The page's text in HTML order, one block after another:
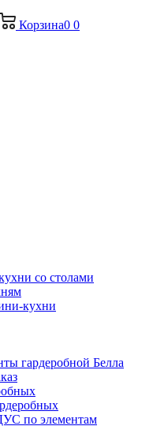
Корзина0 0
со столами
кухни
гардеробной Белла
по элементам